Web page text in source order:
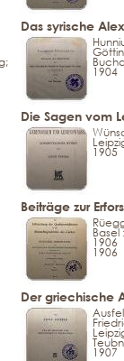
Das syrische
1904
Die Sagen vom
1905
Beiträge zur
Basel
1906
1906
Der griechische
1907